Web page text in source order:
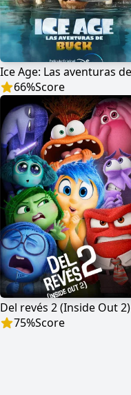
66%Score
Del revés 2 (Inside Out 2)
75%Score